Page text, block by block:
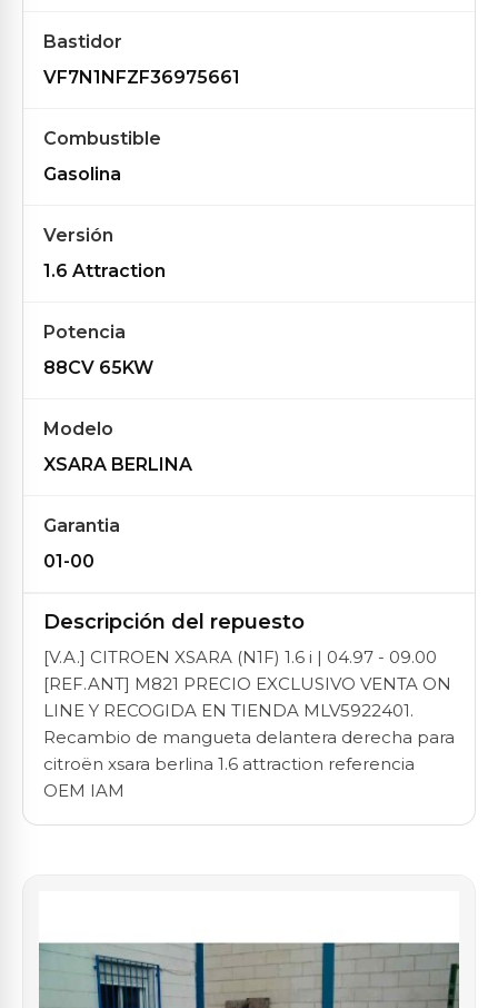
Bastidor
VF7N1NFZF36975661
Combustible
Gasolina
Versión
1.6 Attraction
Potencia
88CV 65KW
Modelo
XSARA BERLINA
Garantia
01-00
Descripción del repuesto
[V.A.] CITROEN XSARA (N1F) 1.6 i | 04.97 - 09.00
[REF.ANT] M821 PRECIO EXCLUSIVO VENTA ON
LINE Y RECOGIDA EN TIENDA MLV5922401.
Recambio de mangueta delantera derecha para
citroën xsara berlina 1.6 attraction referencia
OEM IAM